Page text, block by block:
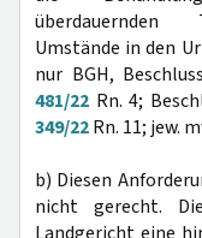
überdauernden
Umstände in den
nur BGH,
481/22 Rn. 4;
349/22Rn. 11; jew.
b) Diesen
nicht gerecht.